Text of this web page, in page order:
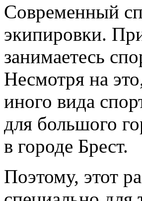
Современный
экипировки.
занимаетесь
Несмотря на
иного вида
для большого
в городе Брест.
Поэтому, этот